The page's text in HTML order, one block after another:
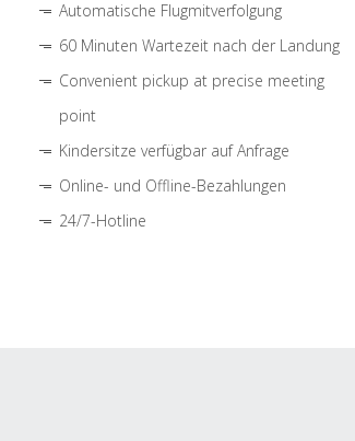
Automatische Flugmitverfolgung
60 Minuten Wartezeit nach der Landung
Convenient pickup at precise meeting
point
Kindersitze verfügbar auf Anfrage
Online- und Offline-Bezahlungen
24/7-Hotline